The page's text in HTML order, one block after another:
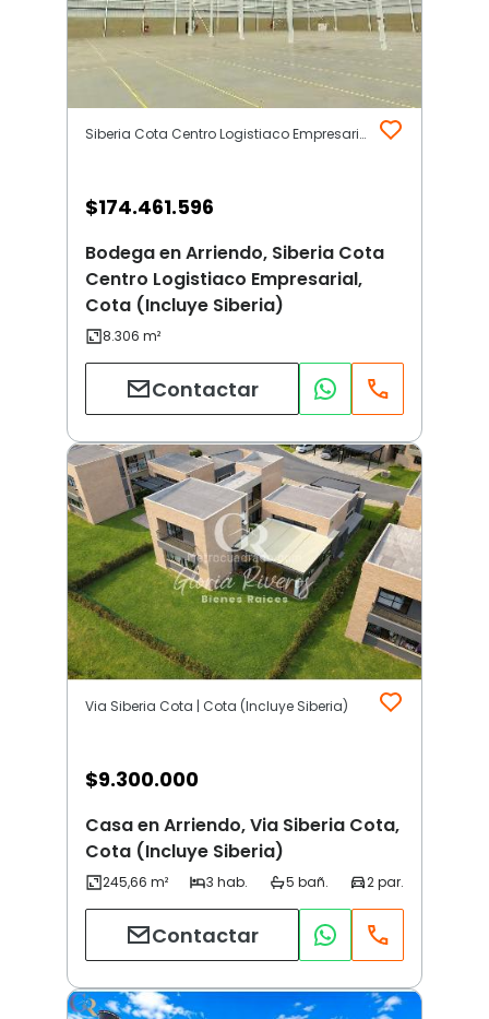
Siberia Cota Centro Logistiaco Empresarial | Cota (Incluye Siberia)
$174.461.596
Bodega en Arriendo, Siberia Cota
Centro Logistiaco Empresarial,
Cota (Incluye Siberia)
Contactar
Via Siberia Cota | Cota (Incluye Siberia)
$9.300.000
Casa en Arriendo, Via Siberia Cota,
Cota (Incluye Siberia)
Contactar